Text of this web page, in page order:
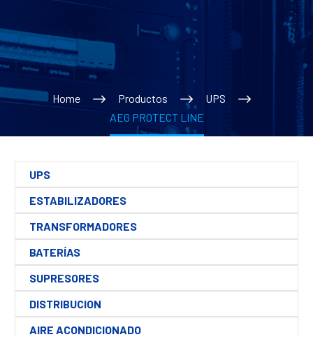
Home Productos
UPS
AEG PROTECT LINE
UPS
ESTABILIZADORES
TRANSFORMADORES
BATERÍAS
SUPRESORES
DISTRIBUCION
AIRE ACONDICIONADO